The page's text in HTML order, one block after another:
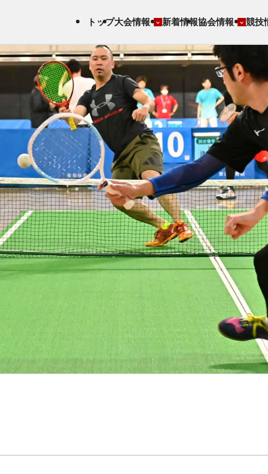
トップ大会情報
全日本選手権大会
国民スポーツ大会
協会主催大会
全日本BTラリー戦
新着情報協会情報
協会について
年間スケジュール
事業計画・財務状
況・報告
加盟団体
各種申請書ダウンロ
ード
定款・諸規定
競技
バウンドテニスとは
公認用具・教材
スキルアップ
競技FAQ
認定試験
講習会
指導者・審判FAQ